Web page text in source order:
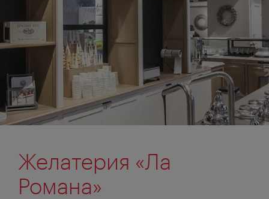
Желатерия «Ла
Романа»